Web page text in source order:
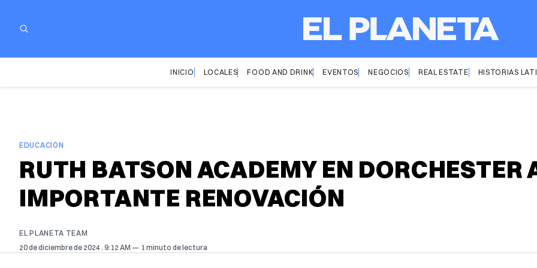
INICIO LOCALES FOOD AND DRINK EVENTOS NEGOCIOS REAL ESTATE HISTORIAS
EDUCACIÓN
RUTH BATSON ACADEMY EN
IMPORTANTE RENOVACIÓN
EL PLANETA TEAM
20 de diciembre de 2024 . 9:12 AM 1 minuto de lectura